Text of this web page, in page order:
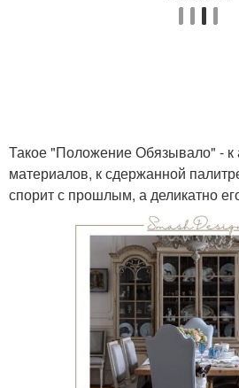
Такое "Положение Обязывало" - к
материалов, к сдержанной
спорит с прошлым, а деликатно